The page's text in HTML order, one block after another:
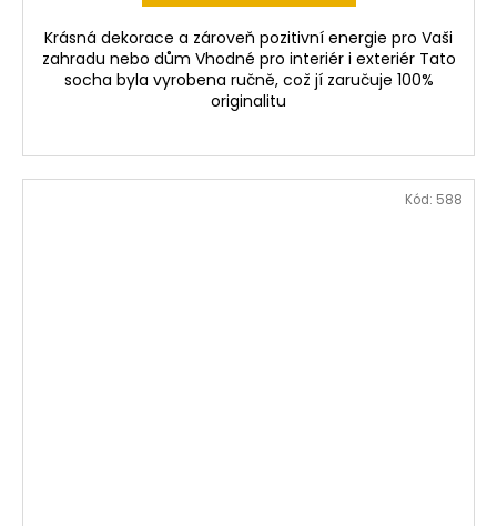
Krásná dekorace a zároveň pozitivní energie pro Vaši
zahradu nebo dům Vhodné pro interiér i exteriér Tato
socha byla vyrobena ručně, což jí zaručuje 100%
originalitu
Kód: 588